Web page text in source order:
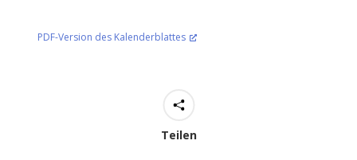
PDF-Version des Kalenderblattes
Teilen